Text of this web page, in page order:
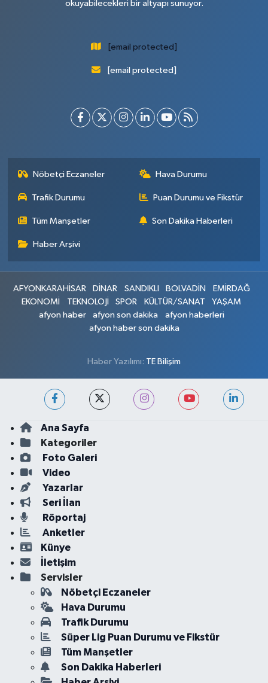
okuyabilecekleri bir altyapı sunuyor.
[email protected]
[email protected]
Nöbetçi Eczaneler Hava Durumu
Trafik Durumu Puan Durumu ve Fikstür
Tüm Manşetler Son Dakika Haberleri
Haber Arşivi
AFYONKARAHİSAR DİNAR SANDIKLI BOLVADİN
EMİRDAĞ
EKONOMİ
TEKNOLOJİ SPOR KÜLTÜR/SANAT
YAŞAM
afyon haber
afyon son dakika
afyon haberleri
afyon haber son dakika
Haber Yazılımı: TE Bilişim
Ana Sayfa
Kategoriler
Foto Galeri
Video
Yazarlar
Seri İlan
Röportaj
Anketler
Künye
İletişim
Servisler
Nöbetçi Eczaneler
Hava Durumu
Trafik Durumu
Süper Lig Puan Durumu ve Fikstür
Tüm Manşetler
Son Dakika Haberleri